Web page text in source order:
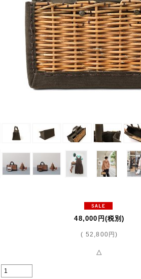
48,000円 (税別)
( 52,800円)
△